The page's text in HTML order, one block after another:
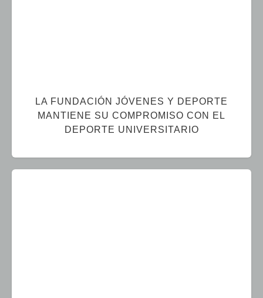
LA FUNDACIÓN JÓVENES Y DEPORTE
MANTIENE SU COMPROMISO CON EL
DEPORTE UNIVERSITARIO